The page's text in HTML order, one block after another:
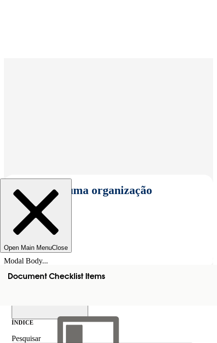
Selecionar uma organização
Open Main MenuClose
Modal Body...
Document Checklist Items
ÍNDICE
Pesquisar